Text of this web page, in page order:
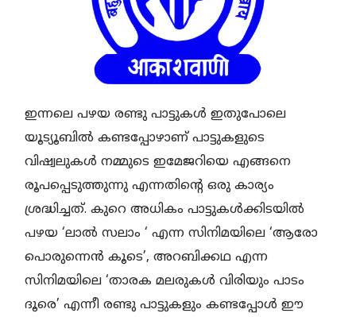
ഇന്നലെ പഴയ രണ്ടു പാട്ടുകൾ ഇതുപോലെ
യൂട്യൂബിൽ കണ്ടപ്പോഴാണ് പാട്ടുകളുടെ
വിഷ്വലുകൾ നമ്മുടെ ഇമേജറിയെ എങ്ങനെ
രൂപപ്പെടുത്തുന്നു എന്നതിന്റെ ഒരു കാര്യം
ശ്രദ്ധിച്ചത്. കുറെ അധികം പാട്ടുകൾക്കിടയിൽ
പഴയ ‘ലാൽ സലാം ‘ എന്ന സിനിമയിലെ ‘ആരോ
പൊരുന്നെൻ കൂടെ’, അറബിക്കഥ എന്ന
സിനിമയിലെ ‘താരക മലരുകൾ വിരിയും പാടം
ദൂരെ’ എന്നീ രണ്ടു പാട്ടുകളും കണ്ടപ്പോൾ ഈ